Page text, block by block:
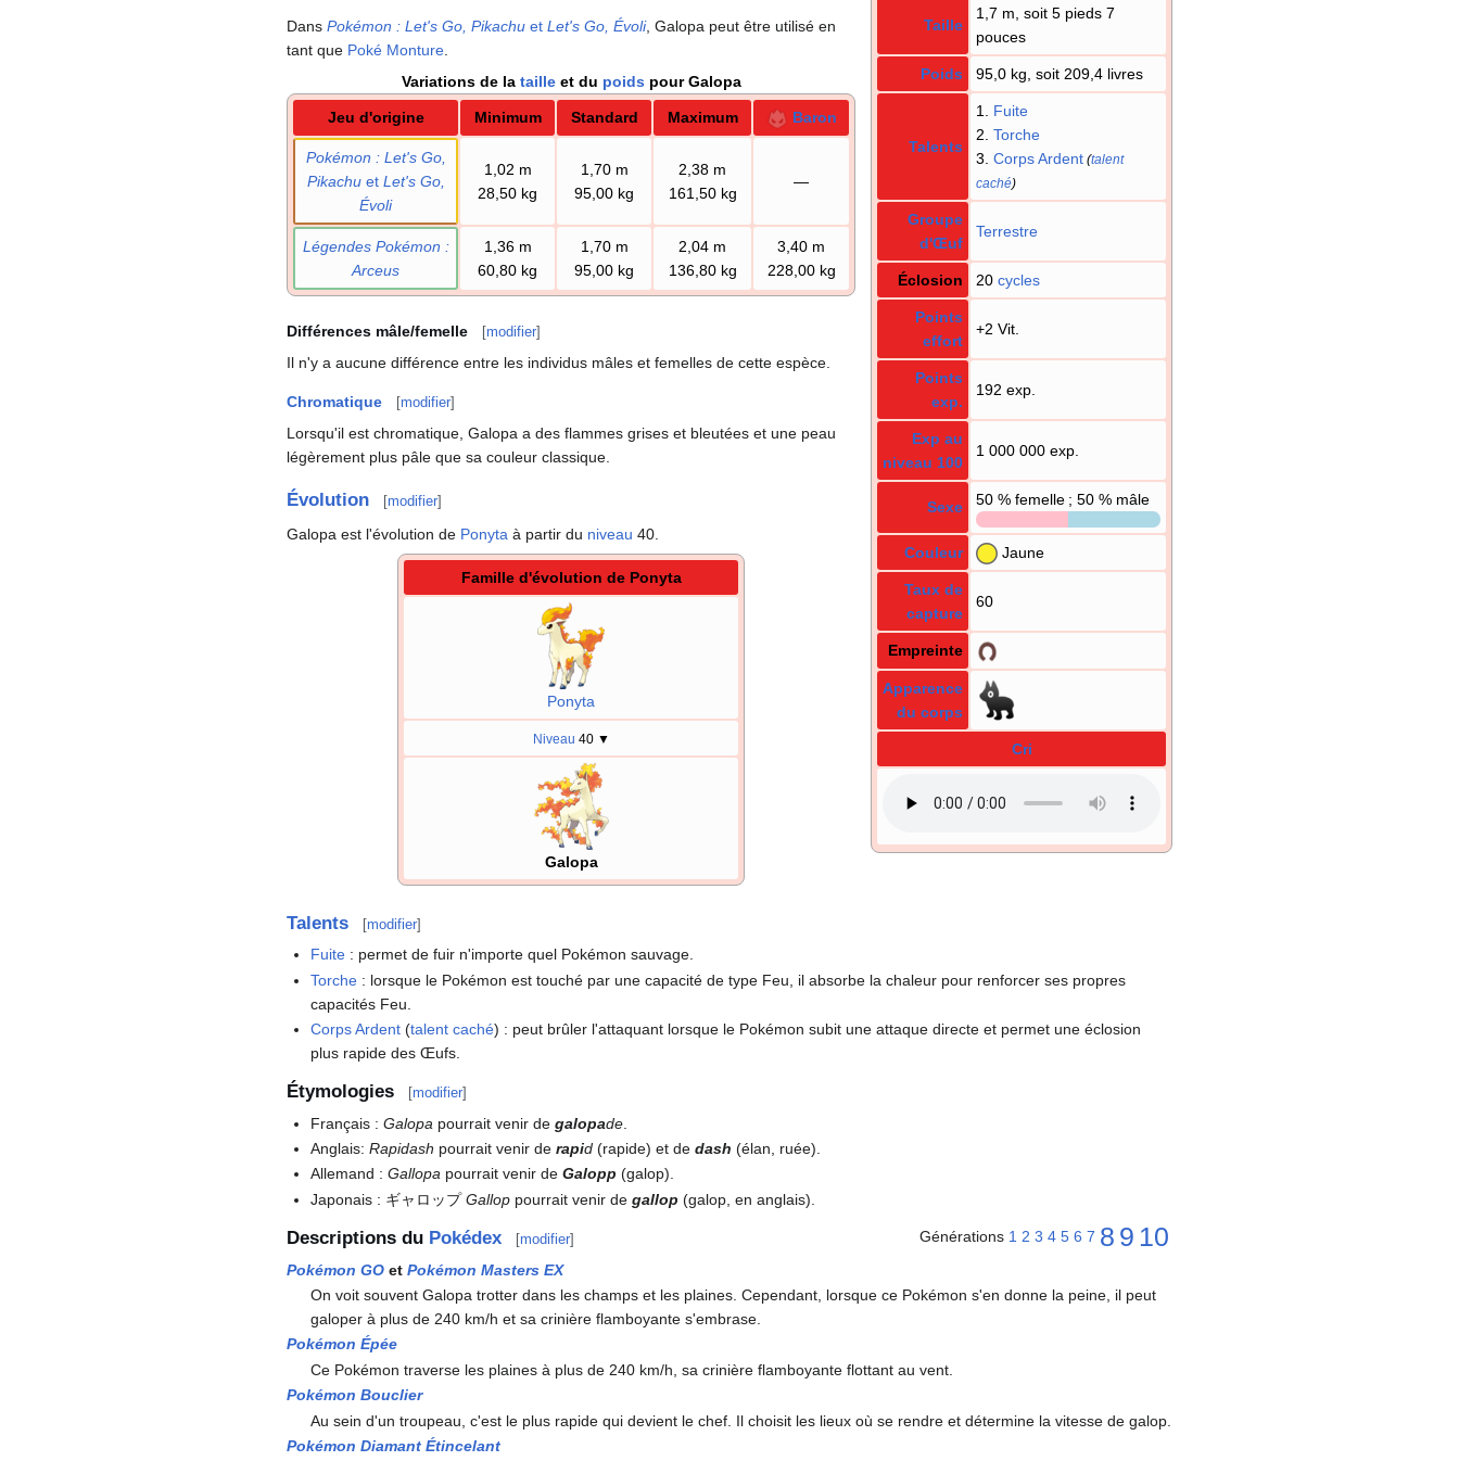
Taille
1,7 m, soit 5 pieds 7
pouces
Poids 95,0 kg, soit 209,4 livres
Talents
1. Fuite
2. Torche
3. Corps Ardent (talent
caché)
Groupe
d'Œuf
Terrestre
Éclosion 20 cycles
Points
effort
+2 Vit.
Points
exp.
192 exp.
Exp au
niveau 100
1 000 000 exp.
Sexe 50 % femelle ; 50 % mâle
Couleur Jaune
Taux de
capture
60
Empreinte
Apparence
du corps
Cri
Dans Pokémon : Let's Go, Pikachu et Let's Go, Évoli, Galopa peut être utilisé en
tant que Poké Monture
Variations de la tailleet du poids pour Galopa
Jeu d'origine Minimum Standard Maximum Baron
Pokémon : Let's Go,
Pikachuet Let's Go,
Évoli
1,02 m
28,50 kg
1,70 m
95,00 kg
2,38 m
161,50 kg
—
Légendes Pokémon :
Arceus
1,36 m
60,80 kg
1,70 m
95,00 kg
2,04 m
136,80 kg
3,40 m
228,00 kg
Différences mâle/femelle [modifier]
Il n'y a aucune différence entre les individus mâles et femelles de cette espèce.
Chromatique [modifier]
Lorsqu'il est chromatique, Galopa a des flammes grises et bleutées et une peau
légèrement plus pâle que sa couleur classique.
Évolution [modifier]
Galopa est l'évolution de Ponyta à partir du niveau 40.
Famille d'évolution de Ponyta
Ponyta
Niveau 40 ▼
Galopa
Talents [modifier]
Fuite : permet de fuir n'importe quel Pokémon sauvage.
Torche : lorsque le Pokémon est touché par une capacité de type Feu, il absorbe la chaleur pour renforcer ses propres
capacités Feu.
Corps Ardent (talent caché) : peut brûler l'attaquant lorsque le Pokémon subit une attaque directe et permet une éclosion
plus rapide des Œufs.
Étymologies [modifier]
Français :Galopa pourrait venir degalopade
Anglais:Rapidash pourrait venir derapid (rapide) et dedash (élan, ruée).
Allemand :Gallopa pourrait venir deGalopp (galop).
Japonais : ギャロップGallop pourrait venir degallop (galop, en anglais).
Descriptions du Pokédex [modifier] Générations 1 2 3 4 5 6 7 8 9 10
Pokémon GO et Pokémon Masters EX
On voit souvent Galopa trotter dans les champs et les plaines. Cependant, lorsque ce Pokémon s'en donne la peine, il peut
galoper à plus de 240 km/h et sa crinière flamboyante s'embrase.
Pokémon Épée
Ce Pokémon traverse les plaines à plus de 240 km/h, sa crinière flamboyante flottant au vent.
Pokémon Bouclier
Au sein d'un troupeau, c'est le plus rapide qui devient le chef. Il choisit les lieux où se rendre et détermine la vitesse de galop.
Pokémon Diamant Étincelant